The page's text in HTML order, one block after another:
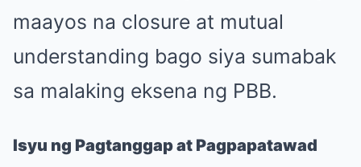
maayos na closure at mutual
understanding bago siya sumabak
sa malaking eksena ng PBB.
Isyu ng Pagtanggap at Pagpapatawad